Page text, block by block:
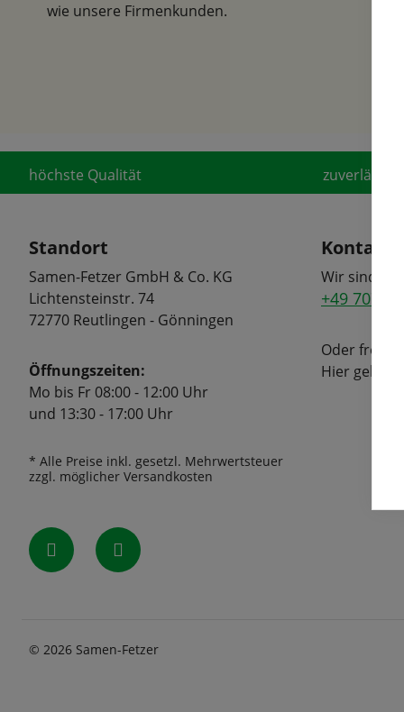
wie unsere Firmenkunden.
höchste Qualität
Standort
Samen-Fetzer GmbH & Co. KG
Lichtensteinstr. 74
72770 Reutlingen - Gönningen
Öffnungszeiten:
Mo bis Fr 08:00 - 12:00 Uhr
und 13:30 - 17:00 Uhr
* Alle Preise inkl. gesetzl. Mehrwertsteuer
zzgl. möglicher Versandkosten
Kontakt
Wir sind
+49 7072
Oder
Hier geht's
© 2026 Samen-Fetzer